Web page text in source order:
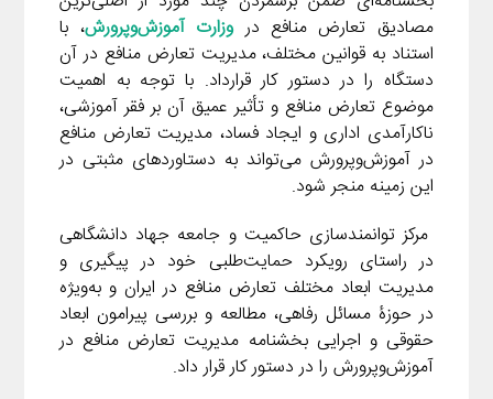
n
k
I
n
g
r
a
m
l
n
t
مصادیق تعارض منافع دروزارت آموزش‌وپرورش، با
استناد به قوانین مختلف، مدیریت تعارض منافع در آن
دستگاه را در دستور کار قرارداد. با توجه به اهمیت
موضوع تعارض منافع و تأثیر عمیق آن بر فقر آموزشی،
ناکارآمدی اداری و ایجاد فساد، مدیریت تعارض منافع
در آموزش‌وپرورش می‌تواند به دستاوردهای مثبتی در
این زمینه منجر شود.
مرکز توانمندسازی حاکمیت و جامعه جهاد دانشگاهی
در راستای رویکرد حمایت‌طلبی خود در پیگیری و
مدیریت ابعاد مختلف تعارض منافع در ایران و به‌ویژه
در حوزۀ مسائل رفاهی، مطالعه و بررسی پیرامون ابعاد
حقوقی و اجرایی بخشنامه مدیریت تعارض منافع در
آموزش‌وپرورش را در دستور کار قرار داد.